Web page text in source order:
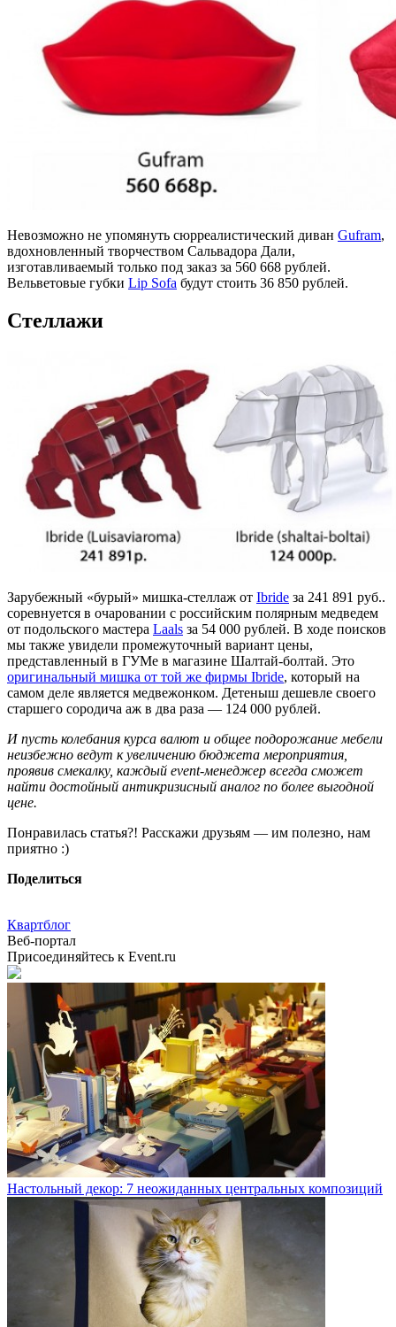
Невозможно не упомянуть сюрреалистический диван Gufram,
вдохновленный творчеством Сальвадора Дали,
изготавливаемый только под заказ за 560 668 рублей.
Вельветовые губки Lip Sofa будут стоить 36 850 рублей.
Стеллажи
Зарубежный «бурый» мишка-стеллаж от Ibride за 241 891 руб..
соревнуется в очаровании с российским полярным медведем
от подольского мастера Laals за 54 000 рублей. В ходе поисков
мы также увидели промежуточный вариант цены,
представленный в ГУМе в магазине Шалтай-болтай. Это
оригинальный мишка от той же фирмы Ibride, который на
самом деле является медвежонком. Детеныш дешевле своего
старшего сородича аж в два раза — 124 000 рублей.
И пусть колебания курса валют и общее подорожание мебели
неизбежно ведут к увеличению бюджета мероприятия,
проявив смекалку, каждый event-менеджер всегда сможет
найти достойный антикризисный аналог по более выгодной
цене.
Понравилась статья?! Расскажи друзьям — им полезно, нам
приятно :)
Поделиться
Квартблог
Веб-портал
Присоединяйтесь к Event.ru
Настольный декор: 7 неожиданных центральных композиций